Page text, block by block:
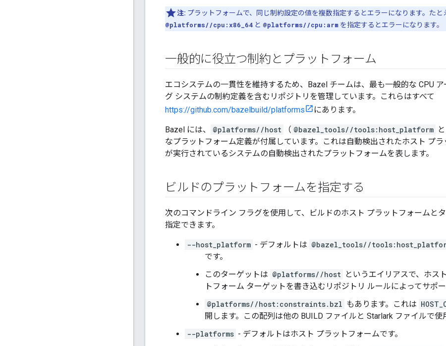
注: プラットフォームで、同じ制約設定の値を複数指定するとエラーになります。たと
@platforms//cpu:x86_64 と @platforms//cpu:arm を指定するとエラーになります。
一般的に役立つ制約とプラットフォーム
エコシステムの一貫性を維持するため、Bazel チームは、最も一般的な CPU
グ システムの制約定義を含むリポジトリを管理しています。これらはすべて
https://github.com/bazelbuild/platforms
にあります。
Bazel には、 @platforms//host （ @bazel_tools//tools:host_platform
なプラットフォーム定義が付属しています。これは自動検出されたホスト プ
が実行されているシステムの自動検出されたプラットフォームを表します。
ビルドのプラットフォームを指定する
次のコマンドライン フラグを使用して、ビルドのホスト プラットフォームと
指定できます。
--host_platform - デフォルトは @bazel_tools//
です。
このターゲットは @platforms//host というエイリアスで、ホス
トフォーム ターゲットを書き込むリポジトリ ルールによってサポー
@platforms//host:constraints.bzl もあります。これは
開します。この配列は他の BUILD ファイルと Starlark ファイルで使
--platforms - デフォルトはホスト プラットフォームです。